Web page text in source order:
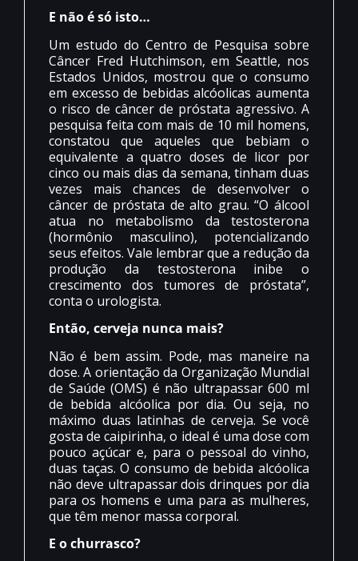
E não é só isto…
Um estudo do Centro de Pesquisa sobre
Câncer Fred Hutchimson, em Seattle, nos
Estados Unidos, mostrou que o consumo
em excesso de bebidas alcóolicas aumenta
o risco de câncer de próstata agressivo. A
pesquisa feita com mais de 10 mil homens,
constatou que aqueles que bebiam o
equivalente a quatro doses de licor por
cinco ou mais dias da semana, tinham duas
vezes mais chances de desenvolver o
câncer de próstata de alto grau. “O álcool
atua no metabolismo da testosterona
(hormônio masculino), potencializando
seus efeitos. Vale lembrar que a redução da
produção da testosterona inibe o
crescimento dos tumores de próstata”,
conta o urologista.
Então, cerveja nunca mais?
Não é bem assim. Pode, mas maneire na
dose. A orientação da Organização Mundial
de Saúde (OMS) é não ultrapassar 600 ml
de bebida alcóolica por dia. Ou seja, no
máximo duas latinhas de cerveja. Se você
gosta de caipirinha, o ideal é uma dose com
pouco açúcar e, para o pessoal do vinho,
duas taças. O consumo de bebida alcóolica
não deve ultrapassar dois drinques por dia
para os homens e uma para as mulheres,
que têm menor massa corporal.
E o churrasco?